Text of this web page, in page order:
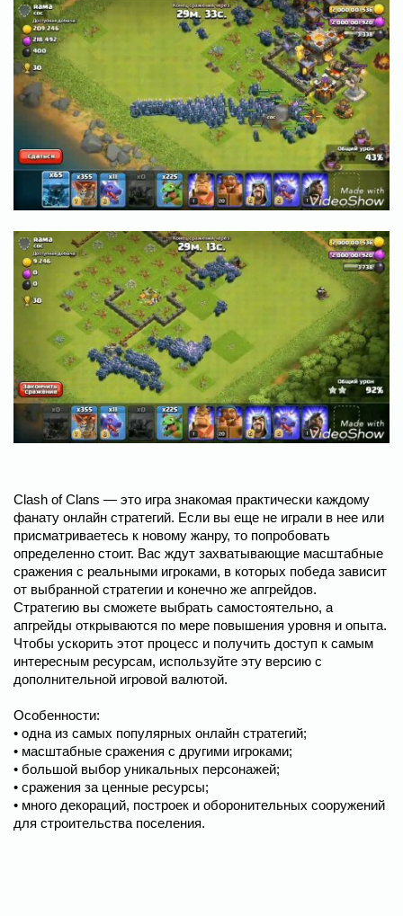
Clash of Clans — это игра знакомая практически каждому
фанату онлайн стратегий. Если вы еще не играли в нее или
присматриваетесь к новому жанру, то попробовать
определенно стоит. Вас ждут захватывающие масштабные
сражения с реальными игроками, в которых победа зависит
от выбранной стратегии и конечно же апгрейдов.
Стратегию вы сможете выбрать самостоятельно, а
апгрейды открываются по мере повышения уровня и опыта.
Чтобы ускорить этот процесс и получить доступ к самым
интересным ресурсам, используйте эту версию с
дополнительной игровой валютой.
Особенности:
• одна из самых популярных онлайн стратегий;
• масштабные сражения с другими игроками;
• большой выбор уникальных персонажей;
• сражения за ценные ресурсы;
• много декораций, построек и оборонительных сооружений
для строительства поселения.